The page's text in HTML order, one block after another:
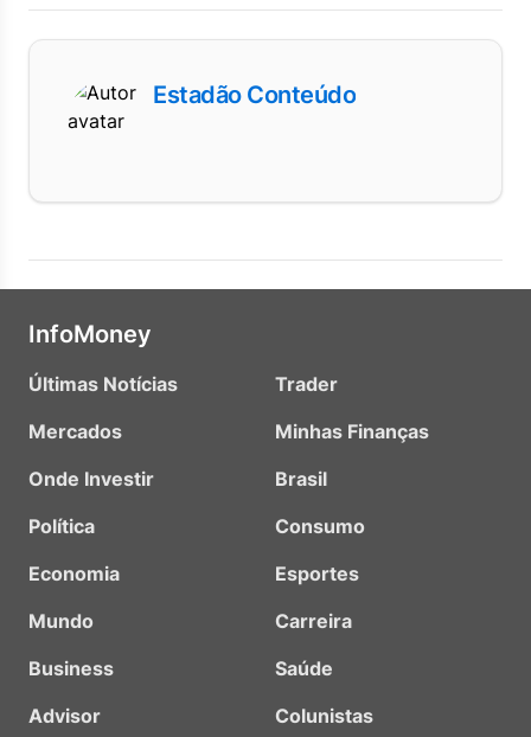
Estadão Conteúdo
InfoMoney
Últimas Notícias
Mercados
Onde Investir
Política
Economia
Mundo
Business
Advisor
Trader
Minhas Finanças
Brasil
Consumo
Esportes
Carreira
Saúde
Colunistas